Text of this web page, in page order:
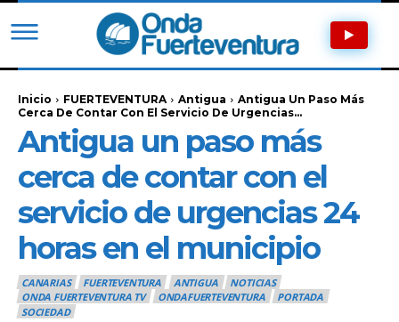
Inicio FUERTEVENTURA Antigua
Antigua Un Paso Más
Cerca De Contar Con El Servicio De Urgencias...
Antigua un paso más
cerca de contar con el
servicio de urgencias 24
horas en el municipio
CANARIAS FUERTEVENTURA ANTIGUA
NOTICIAS
ONDA FUERTEVENTURA TV
ONDAFUERTEVENTURA
PORTADA
SOCIEDAD